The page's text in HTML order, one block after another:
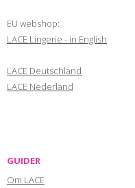
EU webshop:
LACE Lingerie - in English
LACE Deutschland
LACE Nederland
GUIDER
Om LACE